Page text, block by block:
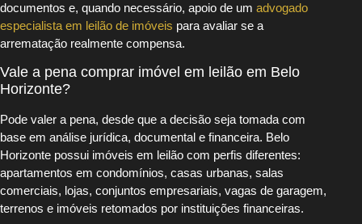
documentos e, quando necessário, apoio de um advogado
especialista em leilão de imóveis para avaliar se a
arrematação realmente compensa.
Vale a pena comprar imóvel em leilão em Belo
Horizonte?
Pode valer a pena, desde que a decisão seja tomada com
base em análise jurídica, documental e financeira. Belo
Horizonte possui imóveis em leilão com perfis diferentes:
apartamentos em condomínios, casas urbanas, salas
comerciais, lojas, conjuntos empresariais, vagas de garagem,
terrenos e imóveis retomados por instituições financeiras.